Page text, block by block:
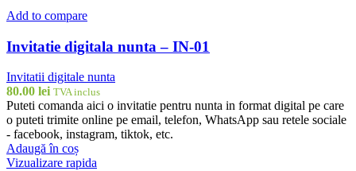
Add to compare
Invitatie digitala nunta – IN-01
Invitatii digitale nunta
80.00 lei TVA inclus
Puteti comanda aici o invitatie pentru nunta in format digital pe care
o puteti trimite online pe email, telefon, WhatsApp sau retele sociale
- facebook, instagram, tiktok, etc.
Adaugă în coș
Vizualizare rapida